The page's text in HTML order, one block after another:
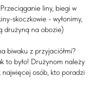
liny, biegi w
skoczkowie - wyłonimy,
drużyną na obozie)
biwaku z przyjaciółmi?
to było! Drużynom należy
osób, kto poradzi